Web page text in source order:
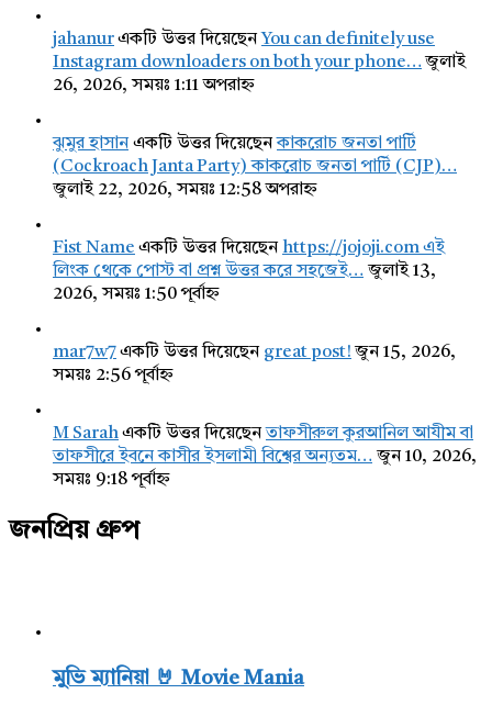
jahanurএকটি উত্তর দিয়েছেন You can definitely use
Instagram downloaders on both your phone… জুলাই
26, 2026, সময়ঃ 1:11 অপরাহ্ন
ঝুমুর হাসানএকটি উত্তর দিয়েছেনকাকরোচ জনতা পার্টি
(Cockroach Janta Party) কাকরোচ জনতা পার্টি (CJP)…
জুলাই 22, 2026, সময়ঃ 12:58 অপরাহ্ন
Fist Name একটি উত্তর দিয়েছেন https://jojoji.com এই
লিংক থেকে পোস্ট বা প্রশ্ন উত্তর করে সহজেই… জুলাই 13,
2026, সময়ঃ 1:50 পূর্বাহ্ন
mar7w7একটি উত্তর দিয়েছেন great post! জুন 15, 2026,
সময়ঃ 2:56 পূর্বাহ্ন
M Sarahএকটি উত্তর দিয়েছেনতাফসীরুল কুরআনিল আযীম বা
তাফসীরে ইবনে কাসীর ইসলামী বিশ্বের অন্যতম… জুন 10, 2026,
সময়ঃ 9:18 পূর্বাহ্ন
জনপ্রিয় গ্রুপ
মুভি ম্যানিয়া 🤘 Movie Mania